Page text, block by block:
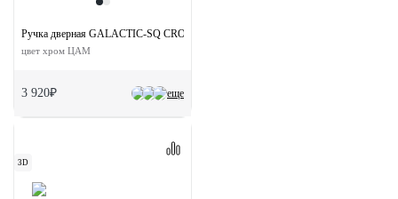
еще
Ручка дверная GALACTIC-SQ CRO раздельная на квдратной розетке
цвет хром ЦАМ
3 920₽
3D